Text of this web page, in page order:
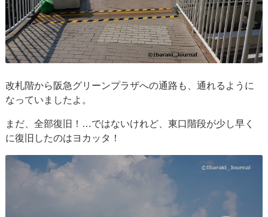
改札階から阪急グリーンプラザへの通路も、通れるように
なっていましたよ。
まだ、全部復旧！…ではないけれど、東口階段が少し早く
に復旧したのはヨカッタ！